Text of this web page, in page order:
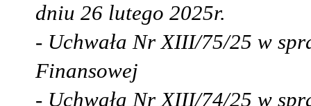
dniu 26 lutego 2025r.
- Uchwała Nr XIII/75/25 w
Finansowej
- Uchwała Nr XIII/74/25 w